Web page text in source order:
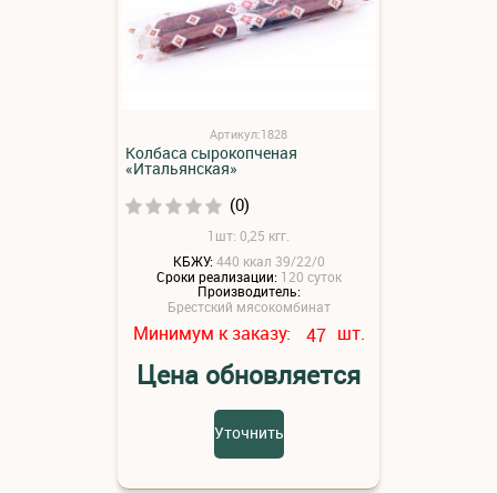
Артикул:1828
Колбаса сырокопченая
«Итальянская»
(0)
1шт: 0,25 кгг.
КБЖУ: 440 ккал 39/22/0
Сроки реализации: 120 суток
Производитель:
Брестский мясокомбинат
Минимум к заказу: 47 шт.
Цена обновляется
Уточнить